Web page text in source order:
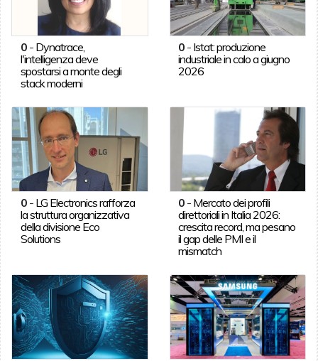
0- Dynatrace,
l'intelligenza deve
spostarsi a monte degli
stack moderni
0 - Istat: produzione
industriale in calo a giugno
2026
0- LG Electronics rafforza
la struttura organizzativa
della divisione Eco
Solutions
0 - Mercato dei profili
direttoriali in Italia 2026:
crescita record, ma pesano
il gap delle PMI e il
mismatch